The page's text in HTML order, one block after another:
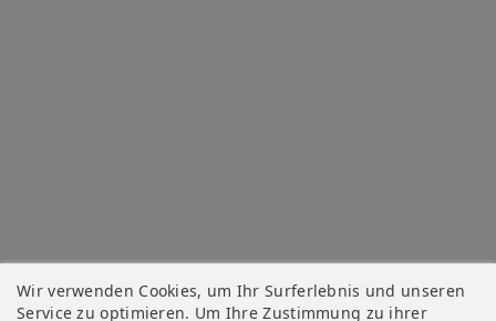
Wir verwenden Cookies, um Ihr Surferlebnis und unseren
Service zu optimieren. Um Ihre Zustimmung zu ihrer